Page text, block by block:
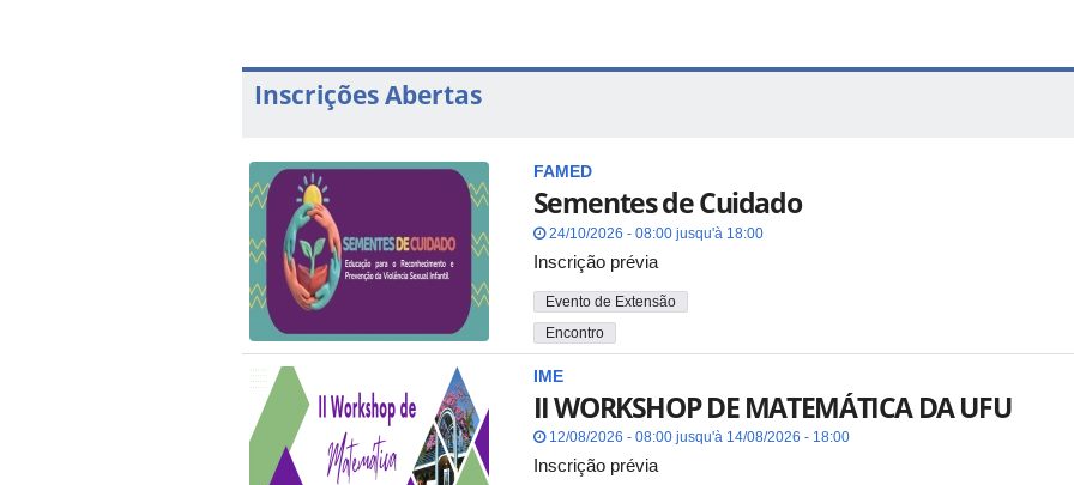
Inscrições Abertas
FAMED
Sementes de Cuidado
24/10/2026 - 08:00 jusqu'à 18:00
Inscrição prévia
Evento de Extensão
Encontro
IME
II WORKSHOP DE MATEMÁTICA DA UFU
12/08/2026 - 08:00 jusqu'à 14/08/2026 - 18:00
Inscrição prévia